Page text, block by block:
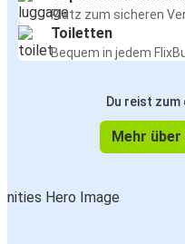
Platz zum sicheren
Toiletten
Bequem in jedem
Du reist
Mehr